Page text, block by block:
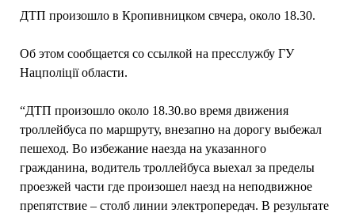
ДТП произошло в Кропивницком свчера, около 18.30.
Об этом сообщается со ссылкой на пресслужбу ГУ
Нацполіції области.
“ДТП произошло около 18.30.во время движения
троллейбуса по маршруту, внезапно на дорогу выбежал
пешеход. Во избежание наезда на указанного
гражданина, водитель троллейбуса выехал за пределы
проезжей части где произошел наезд на неподвижное
препятствие – столб линии электропередач. В результате